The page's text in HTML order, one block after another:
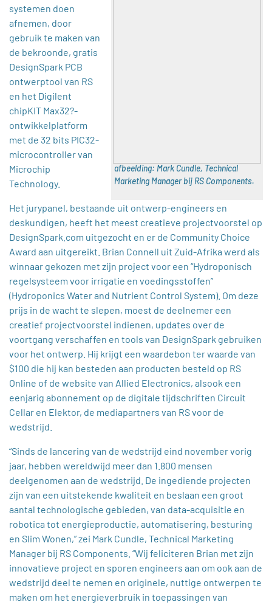
afbeelding: Mark Cundle, Technical
Marketing Manager bij RS Components.
systemen doen
afnemen, door
gebruik te maken van
de bekroonde, gratis
DesignSpark PCB
ontwerptool van RS
en het Digilent
chipKIT Max32?-
ontwikkelplatform
met de 32 bits PIC32-
microcontroller van
Microchip
Technology.
Het jurypanel, bestaande uit ontwerp-engineers en
deskundigen, heeft het meest creatieve projectvoorstel op
DesignSpark.com uitgezocht en er de Community Choice
Award aan uitgereikt. Brian Connell uit Zuid-Afrika werd als
winnaar gekozen met zijn project voor een “Hydroponisch
regelsysteem voor irrigatie en voedingsstoffen”
(Hydroponics Water and Nutrient Control System). Om deze
prijs in de wacht te slepen, moest de deelnemer een
creatief projectvoorstel indienen, updates over de
voortgang verschaffen en tools van DesignSpark gebruiken
voor het ontwerp. Hij krijgt een waardebon ter waarde van
$100 die hij kan besteden aan producten besteld op RS
Online of de website van Allied Electronics, alsook een
eenjarig abonnement op de digitale tijdschriften Circuit
Cellar en Elektor, de mediapartners van RS voor de
wedstrijd.
“Sinds de lancering van de wedstrijd eind november vorig
jaar, hebben wereldwijd meer dan 1.800 mensen
deelgenomen aan de wedstrijd. De ingediende projecten
zijn van een uitstekende kwaliteit en beslaan een groot
aantal technologische gebieden, van data-acquisitie en
robotica tot energieproductie, automatisering, besturing
en Slim Wonen,” zei Mark Cundle, Technical Marketing
Manager bij RS Components. “Wij feliciteren Brian met zijn
innovatieve project en sporen engineers aan om ook aan de
wedstrijd deel te nemen en originele, nuttige ontwerpen te
maken om het energieverbruik in toepassingen van